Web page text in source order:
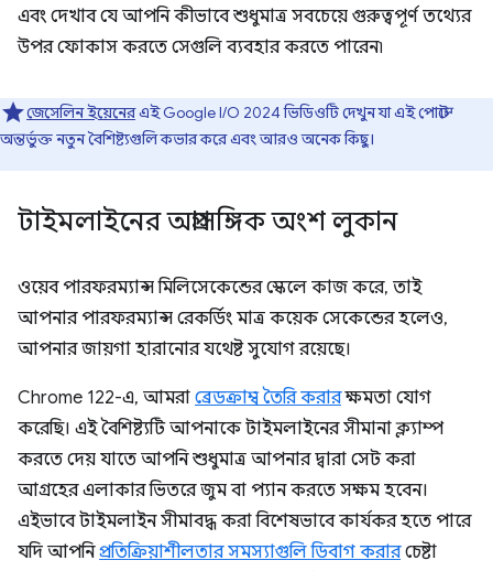
এবং দেখাব যে আপনি কীভাবে শুধুমাত্র সবচেয়ে গুরুত্বপূর্ণ তথ্যের
উপর ফোকাস করতে সেগুলি ব্যবহার করতে পারেন৷
জেসেলিন ইয়েনেরএই Google I/O 2024 ভিডিওটি দেখুন যা এই পোস্টে
অন্তর্ভুক্ত নতুন বৈশিষ্ট্যগুলি কভার করে এবং আরও অনেক কিছু।
টাইমলাইনের অপ্রাসঙ্গিক অংশ লুকান
ওয়েব পারফরম্যান্স মিলিসেকেন্ডের স্কেলে কাজ করে, তাই
আপনার পারফরম্যান্স রেকর্ডিং মাত্র কয়েক সেকেন্ডের হলেও,
আপনার জায়গা হারানোর যথেষ্ট সুযোগ রয়েছে।
Chrome 122-এ, আমরা ব্রেডক্রাম্ব তৈরি করারক্ষমতা যোগ
করেছি। এই বৈশিষ্ট্যটি আপনাকে টাইমলাইনের সীমানা ক্ল্যাম্প
করতে দেয় যাতে আপনি শুধুমাত্র আপনার দ্বারা সেট করা
আগ্রহের এলাকার ভিতরে জুম বা প্যান করতে সক্ষম হবেন।
এইভাবে টাইমলাইন সীমাবদ্ধ করা বিশেষভাবে কার্যকর হতে পারে
যদি আপনিপ্রতিক্রিয়াশীলতার সমস্যাগুলি ডিবাগ করারচেষ্টা